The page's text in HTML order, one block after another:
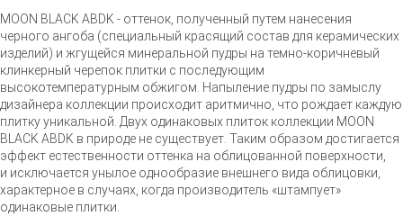
MOON BLACK ABDK - оттенок, полученный путем нанесения
черного ангоба (специальный красящий состав для керамических
изделий) и жгущейся минеральной пудры на темно-коричневый
клинкерный черепок плитки с последующим
высокотемпературным обжигом. Напыление пудры по замыслу
дизайнера коллекции происходит аритмично, что рождает каждую
плитку уникальной. Двух одинаковых плиток коллекции MOON
BLACK ABDK в природе не существует. Таким образом достигается
эффект естественности оттенка на облицованной поверхности,
и исключается унылое однообразие внешнего вида облицовки,
характерное в случаях, когда производитель «штампует»
одинаковые плитки.